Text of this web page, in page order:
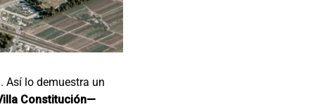
Así lo demuestra un
Constitución—